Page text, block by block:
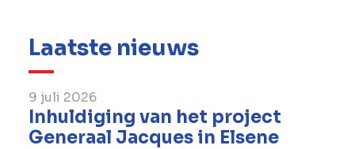
Laatste nieuws
9 juli 2026
Inhuldiging van het project
Generaal Jacques in Elsene